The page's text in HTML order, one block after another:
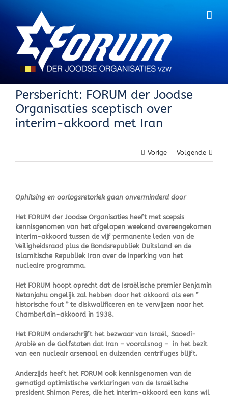
Persbericht: FORUM der Joodse
Organisaties sceptisch over
interim-akkoord met Iran
Vorige Volgende
Ophitsing en oorlogsretoriek gaan onverminderd door
Het FORUM der Joodse Organisaties heeft met scepsis
kennisgenomen van het afgelopen weekend overeengekomen
interim-akkoord tussen de vijf permanente leden van de
Veiligheidsraad plus de Bondsrepubliek Duitsland en de
Islamitische Republiek Iran over de inperking van het
nucleaire programma.
Het FORUM hoopt oprecht dat de Israëlische premier Benjamin
Netanjahu ongelijk zal hebben door het akkoord als een ”
historische fout ” te diskwalificeren en te verwijzen naar het
Chamberlain-akkoord in 1938.
Het FORUM onderschrijft het bezwaar van Israël, Saoedi-
Arabië en de Golfstaten dat Iran – vooralsnog – in het bezit
van een nucleair arsenaal en duizenden centrifuges blijft.
Anderzijds heeft het FORUM ook kennisgenomen van de
gematigd optimistische verklaringen van de Israëlische
president Shimon Peres, die het interim-akkoord een kans wil